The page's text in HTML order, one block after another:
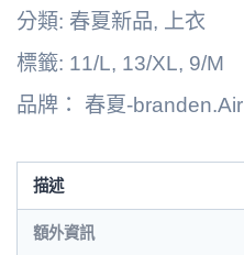
6601A
數
量
分類: 春夏新品,
上衣
標籤: 11/L, 13/XL, 9/M
品牌： 春夏-branden.Air
描述
額外資訊